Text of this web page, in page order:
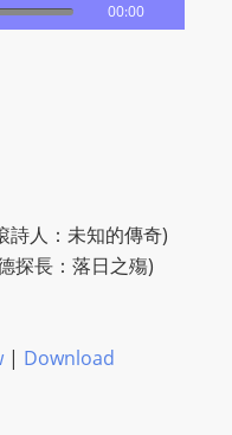
00:00
人：未知的傳奇)
探長：落日之殤)
| Download